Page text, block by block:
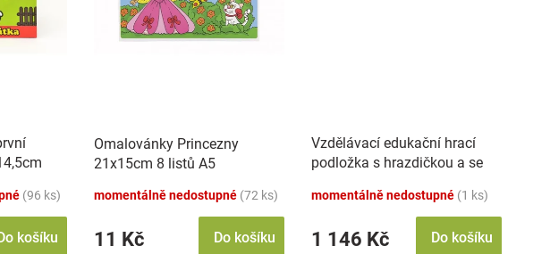
(96 ks)
košíku
Omalovánky Princezny
21x15cm 8 listů A5
momentálně nedostupné (72 ks)
11 Kč Do košíku
Vzdělávací edukační hrací
podložka s hrazdičkou a se
momentálně nedostupné (1 ks)
1 146 Kč Do košíku